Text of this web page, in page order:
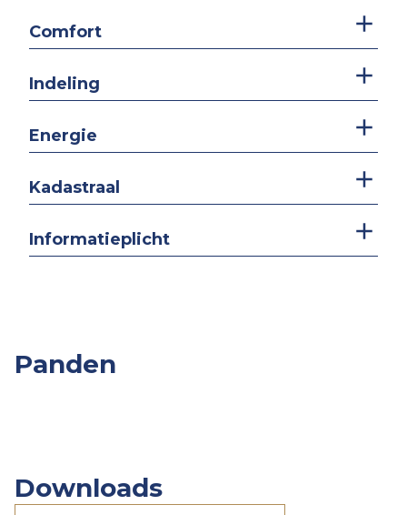
Comfort
Indeling
Energie
Kadastraal
Informatieplicht
Panden
Downloads